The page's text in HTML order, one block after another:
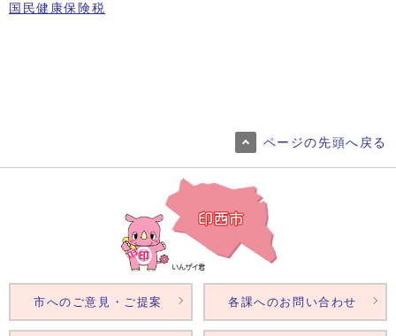
国民健康保険税
ページの先頭へ戻る
市へのご意見・ご提案 各課へのお問い合わせ